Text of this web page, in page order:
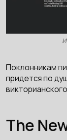
Поклонникам
придется по
The